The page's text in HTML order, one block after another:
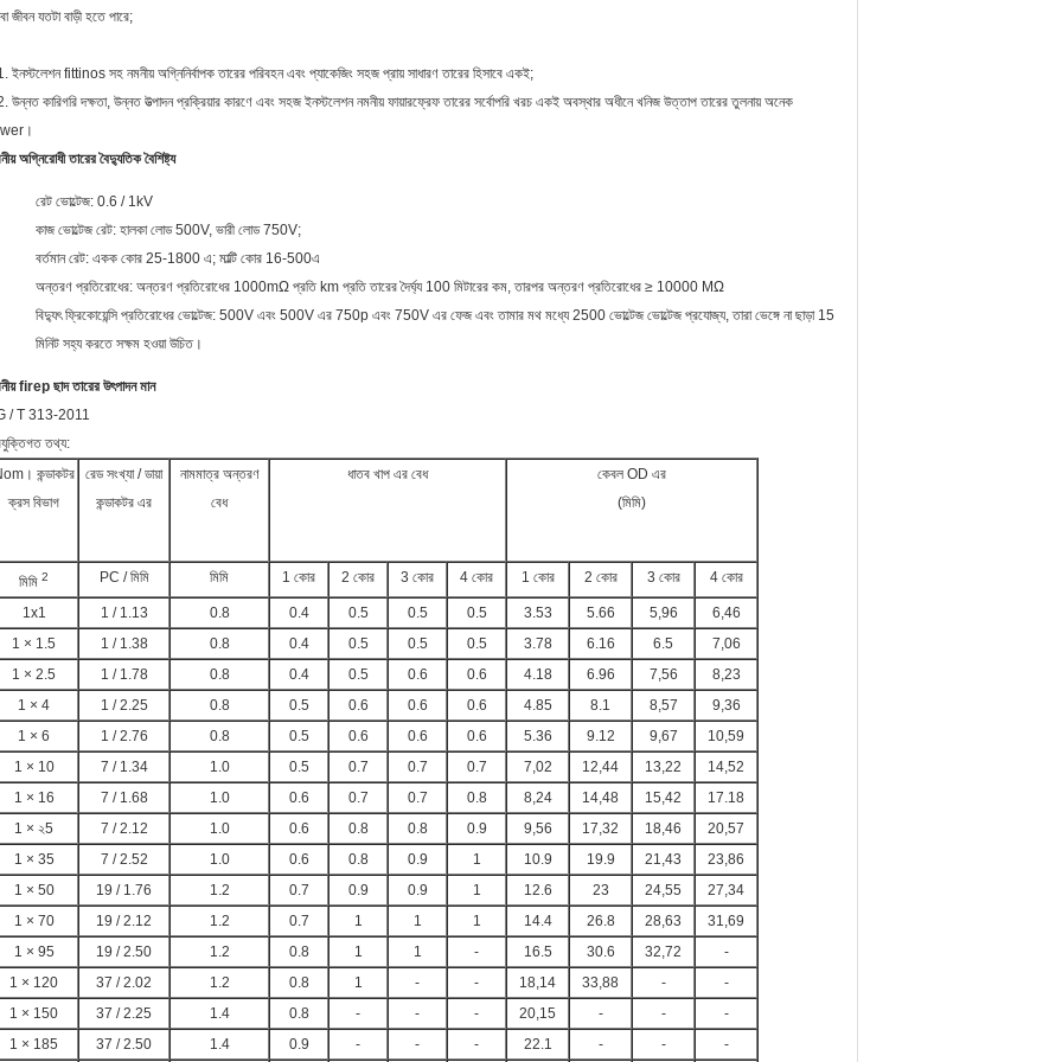
জীবন যতটা বাড়ী হতে পারে;
ইনস্টলেশন fittinos সহ নমনীয় অগ্নিনির্বাপক তারের পরিবহন এবং প্যাকেজিং সহজ প্রায় সাধারণ তারের হিসাবে একই;
উন্নত কারিগরি দক্ষতা, উন্নত উত্পাদন প্রক্রিয়ার কারণে এবং সহজ ইনস্টলেশন নমনীয় ফায়ারফ্রেফ তারের সর্বোপরি খরচ একই অবস্থার অধীনে খনিজ উত্তাপ তারের তুলনায় অনেক
অগ্নিরোধী তারের বৈদ্যুতিক বৈশিষ্ট্য
রেট ভোল্টেজ: 0.6 / 1kV
কাজ ভোল্টেজ রেট: হালকা লোড 500V, ভারী লোড 750V;
বর্তমান রেট: একক কোর 25-1800 এ; মাল্টি কোর 16-500এ
অন্তরণ প্রতিরোধের: অন্তরণ প্রতিরোধের 1000mΩ প্রতি km প্রতি তারের দৈর্ঘ্য 100 মিটারের কম, তারপর অন্তরণ প্রতিরোধের ≥ 10000 MΩ
বিদ্যুৎ ফ্রিকোয়েন্সি প্রতিরোধের ভোল্টেজ: 500V এবং 500V এর 750p এবং 750V এর ফেজ এবং তামার মথ মধ্যে 2500 ভোল্টেজ ভোল্টেজ প্রযোজ্য, তারা ভেঙ্গে না ছাড়া 15
মিনিট সহ্য করতে সক্ষম হওয়া উচিত।
firep ছাদ তারের উৎপাদন মান
/ T 313-2011
তথ্য:
কন্ডাকটর
ক্রস বিভাগ
রেড সংখ্যা / ডায়া
কন্ডাকটর এর
নামমাত্র অন্তরণ
বেধ
ধাতব খাপ এর বেধ
কেবল OD এর
(মিমি)
মিমি 2 PC / মিমি মিমি 1 কোর 2 কোর 3 কোর 4 কোর 1 কোর 2 কোর 3 কোর 4 কোর
1x1 1 / 1.13 0.8 0.4 0.5 0.5 0.5 3.53 5.66 5,96
6,46
1 × 1.5
1 / 1.38 0.8 0.4 0.5 0.5 0.5 3.78 6.16 6.5
7,06
1 × 2.5
1 / 1.78 0.8 0.4 0.5 0.6 0.6 4.18 6.96 7,56
8,23
1 × 4
1 / 2.25 0.8 0.5 0.6 0.6 0.6 4.85 8.1 8,57
9,36
1 × 6
1 / 2.76 0.8 0.5 0.6 0.6 0.6 5.36 9.12 9,67
10,59
1 × 10
7 / 1.34 1.0 0.5 0.7 0.7 0.7 7,02 12,44 13,22
14,52
1 × 16
7 / 1.68 1.0 0.6 0.7 0.7 0.8 8,24 14,48 15,42
17.18
1 × ২5
7 / 2.12 1.0 0.6 0.8 0.8 0.9 9,56 17,32 18,46
20,57
1 × 35
7 / 2.52 1.0 0.6 0.8 0.9 1 10.9 19.9 21,43
23,86
1 × 50
19 / 1.76 1.2 0.7 0.9 0.9 1 12.6 23 24,55
27,34
1 × 70
19 / 2.12 1.2 0.7 1 1 1 14.4 26.8 28,63
31,69
1 × 95
19 / 2.50 1.2 0.8 1 1 - 16.5 30.6 32,72
-
1 × 120
37 / 2.02 1.2 0.8 1 - - 18,14 33,88 -
-
1 × 150
37 / 2.25 1.4 0.8 - - - 20,15 - -
-
1 × 185
37 / 2.50 1.4 0.9 - - - 22.1 - - -